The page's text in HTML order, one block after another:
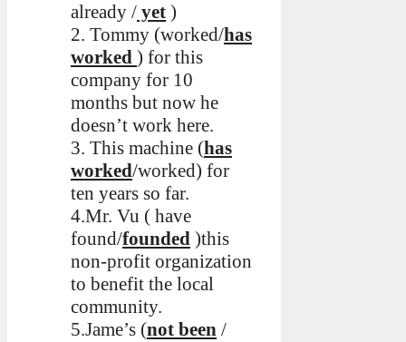
already / yet )
2. Tommy (worked/has
worked ) for this
company for 10
months but now he
doesn’t work here.
3. This machine (has
worked/worked) for
ten years so far.
4.Mr. Vu ( have
found/founded )this
non-profit organization
to benefit the local
community.
5.Jame’s (not been /